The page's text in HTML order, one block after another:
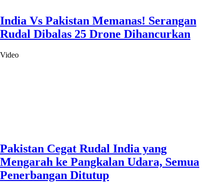
India Vs Pakistan Memanas! Serangan
Rudal Dibalas 25 Drone Dihancurkan
Video
Pakistan Cegat Rudal India yang
Mengarah ke Pangkalan Udara, Semua
Penerbangan Ditutup